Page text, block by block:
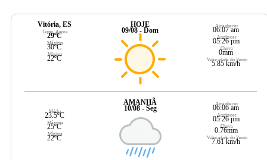
Vitória, ES
Temp. Agora
29ºC
Máxima
30ºC
Mínima
22ºC
HOJE
09/08 - Dom
Amanhecer
06:07 am
Anoitecer
05:26 pm
Chuva
0mm
Velocidade do Vento
5.85 km/h
Média
23.5ºC
Máxima
25ºC
Mínima
22ºC
AMANHÃ
10/08 - Seg
Amanhecer
06:06 am
Anoitecer
05:26 pm
Chuva
0.76mm
Velocidade do Vento
7.61 km/h